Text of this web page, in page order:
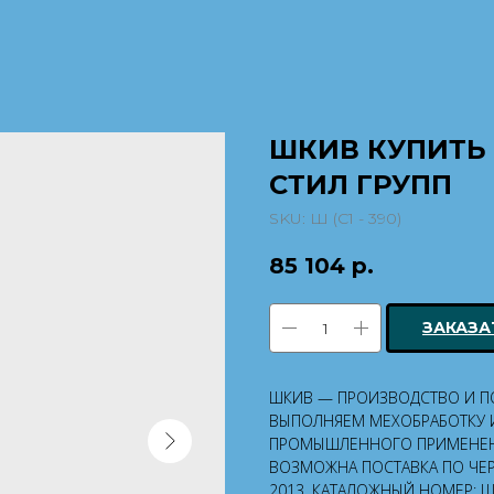
ШКИВ КУПИТЬ
СТИЛ ГРУПП
SKU: Ш (С1 - 390)
85 104 р.
ШКИВ — ПРОИЗВОДСТВО И
ВЫПОЛНЯЕМ МЕХОБРАБОТКУ
ПРОМЫШЛЕННОГО
ВОЗМОЖНА ПОСТАВКА ПО